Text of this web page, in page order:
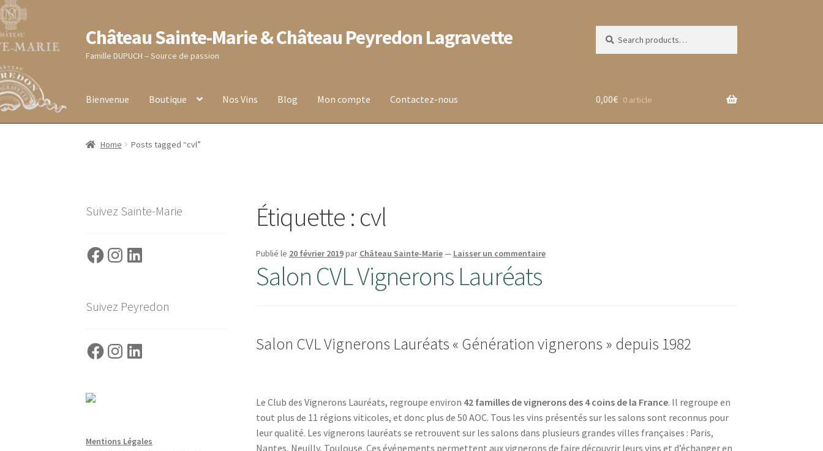
Aller
à
la
Aller
au
contenu
Château Sainte-Marie & Château Peyredon Lagravette
Famille DUPUCH – Source de passion
for:
Bienvenue Boutique Nos Vins Blog Mon compte Contactez-nous
Accueil Blog Boutique Conditions générales de vente
0,00€ 0 article
Home Posts tagged “cvl”
Étiquette : cvl
Publié le 20 février 2019par Château Sainte-Marie— Laisser un commentaire
Salon CVL Vignerons Lauréats
Salon CVL Vignerons Lauréats « Génération vignerons » depuis 1982
Le Club des Vignerons Lauréats, regroupe environ 42 familles de vignerons des 4 coins de la France. Il regroupe en
tout plus de 11 régions viticoles, et donc plus de 50 AOC. Tous les vins présentés sur les salons sont reconnus pour
leur qualité. Les vignerons lauréats se retrouvent sur les salons dans plusieurs grandes villes françaises : Paris,
Nantes, Neuilly, Toulouse. Ces événements permettent aux vignerons de faire découvrir leurs vins et d’échanger en
Suivez Sainte-Marie
FacebookInstagram
LinkedIn
Suivez Peyredon
FacebookInstagram
LinkedIn
Mentions Légales